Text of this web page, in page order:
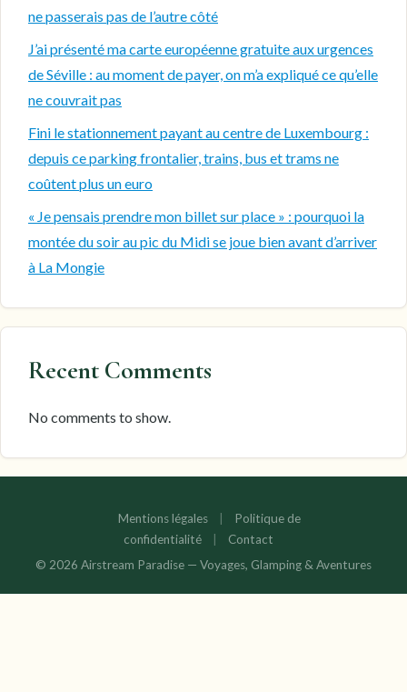
ne passerais pas de l’autre côté
J’ai présenté ma carte européenne gratuite aux urgences
de Séville : au moment de payer, on m’a expliqué ce qu’elle
ne couvrait pas
Fini le stationnement payant au centre de Luxembourg :
depuis ce parking frontalier, trains, bus et trams ne
coûtent plus un euro
« Je pensais prendre mon billet sur place » : pourquoi la
montée du soir au pic du Midi se joue bien avant d’arriver
à La Mongie
Recent Comments
No comments to show.
Mentions légales
Politique de
confidentialité
Contact
© 2026 Airstream Paradise — Voyages, Glamping & Aventures